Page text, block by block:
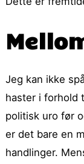
Jeg kan ikke
haster i forhold
politisk uro før
er det bare en
handlinger.